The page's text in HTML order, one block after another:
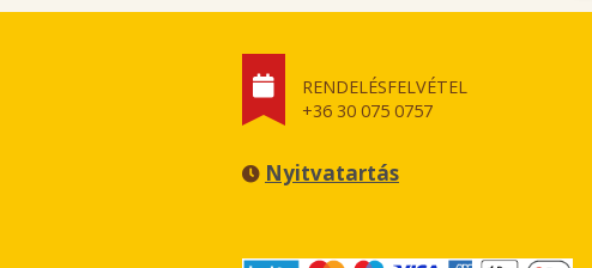
RENDELÉSFELVÉTEL
+36 30 075 0757
Nyitvatartás